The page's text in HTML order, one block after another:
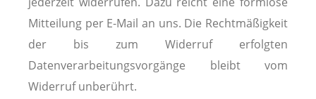
Mitteilung per E-Mail an uns. Die Rechtmäßigkeit
der bis zum Widerruf erfolgten
Datenverarbeitungsvorgänge bleibt vom
Widerruf unberührt.